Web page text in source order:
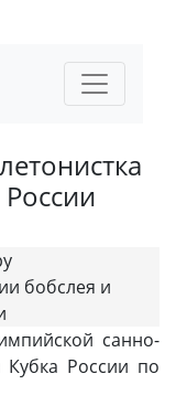
бобслея и
санно-
Кубка России по